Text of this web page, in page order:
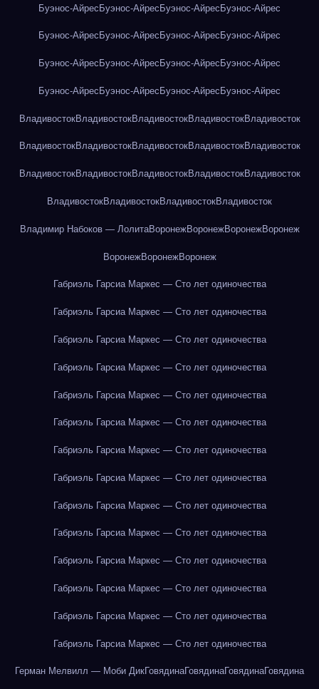
Буэнос-АйресБуэнос-АйресБуэнос-АйресБуэнос-Айрес
Буэнос-Айрес Буэнос-Айрес Буэнос-Айрес Буэнос-Айрес
Буэнос-Айрес Буэнос-Айрес Буэнос-Айрес Буэнос-Айрес
Буэнос-Айрес Буэнос-Айрес Буэнос-Айрес Буэнос-Айрес
ВладивостокВладивостокВладивостокВладивостокВладивосток
ВладивостокВладивостокВладивостокВладивостокВладивосток
ВладивостокВладивостокВладивостокВладивостокВладивосток
ВладивостокВладивостокВладивостокВладивосток
Владимир Набоков — ЛолитаВоронежВоронежВоронежВоронеж
ВоронежВоронежВоронеж
Габриэль Гарсиа Маркес — Сто лет одиночества
Габриэль Гарсиа Маркес — Сто лет одиночества
Габриэль Гарсиа Маркес — Сто лет одиночества
Габриэль Гарсиа Маркес — Сто лет одиночества
Габриэль Гарсиа Маркес — Сто лет одиночества
Габриэль Гарсиа Маркес — Сто лет одиночества
Габриэль Гарсиа Маркес — Сто лет одиночества
Габриэль Гарсиа Маркес — Сто лет одиночества
Габриэль Гарсиа Маркес — Сто лет одиночества
Габриэль Гарсиа Маркес — Сто лет одиночества
Габриэль Гарсиа Маркес — Сто лет одиночества
Габриэль Гарсиа Маркес — Сто лет одиночества
Габриэль Гарсиа Маркес — Сто лет одиночества
Габриэль Гарсиа Маркес — Сто лет одиночества
Герман Мелвилл — Моби ДикГовядинаГовядинаГовядинаГовядина